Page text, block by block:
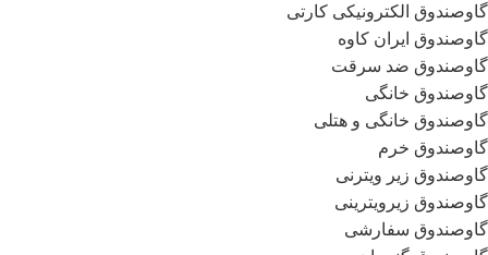
گاوصندوق الکترونیکی کارتی
گاوصندوق ایران کاوه
گاوصندوق ضد سرقت
گاوصندوق خانگی
گاوصندوق خانگی و هتلی
گاوصندوق خرم
گاوصندوق زیر ویترنی
گاوصندوق زیرویترینی
گاوصندوق سفارشی